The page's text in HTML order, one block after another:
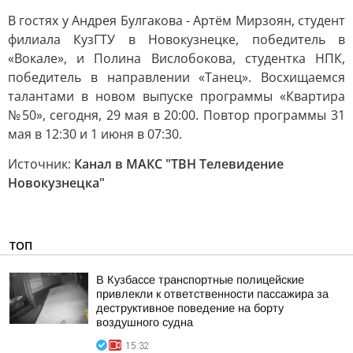
В гостях у Андрея Булгакова - Артём Мирзоян, студент
филиала КузГТУ в Новокузнецке, победитель в
«Вокале», и Полина Вислобокова, студентка НПК,
победитель в направлении «Танец». Восхищаемся
талантами в новом выпуске программы «Квартира
№50», сегодня, 29 мая в 20:00. Повтор программы 31
мая в 12:30 и 1 июня в 07:30.
Источник: Канал в МАКС "ТВН Телевидение
Новокузнецка"
ТОП
В Кузбассе транспортные полицейские
привлекли к ответственности пассажира за
деструктивное поведение на борту
воздушного судна
15:32